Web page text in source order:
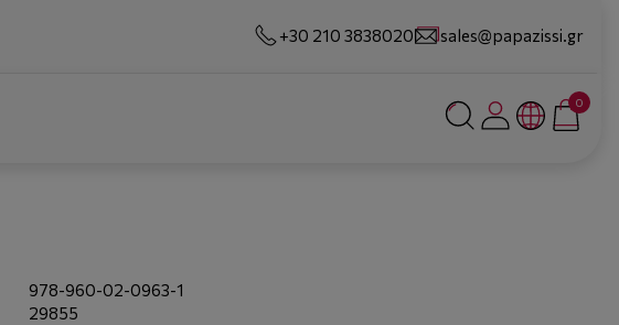
+30 210 3838020 sales@papazissi.gr
0
978-960-02-0963-1
29855